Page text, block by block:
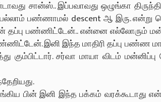
சான்ஸ்.. இப்பவாவது ஒழுங்கா
பண்ணாமல் descent ஆ இரு. என்று
தப்பு பண்ணிட்டேன்.. என்னை எல்லோரும்
இனி இந்த மாதிரி தப்பு பண்ண
கும்பிட்டார். சர்வா மாயா விடம்
பின் இனி இந்த பக்கம் வரக்கூடாது